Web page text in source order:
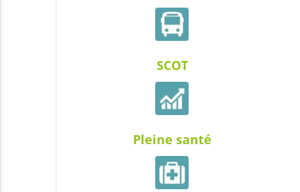
SCOT
Pleine santé